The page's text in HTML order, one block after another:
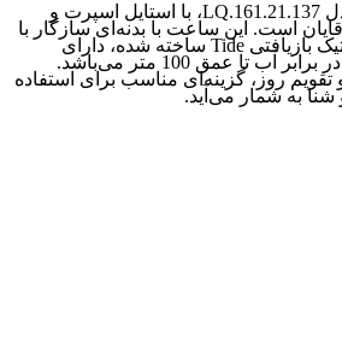
ساعت مچی کاترپیلار مدل LQ.161.21.137، با استایل اسپرت و
است. این ساعت با بدنه‌ای سازگار با
محیط زیست که از پلاستیک بازیافتی Tide ساخته شده، دارای
ویژگی شب نما و مقاوم در برابر آب تا عمق 100 متر می‌باشد.
تقویم روز، گزینه‌ای مناسب برای استفاده
به شمار می‌آید.